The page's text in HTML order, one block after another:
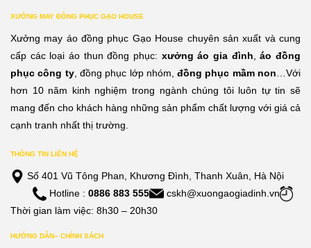
XƯỞNG MAY ĐỒNG PHỤC GẠO HOUSE
Xưởng may áo đồng phục Gạo House chuyên sản xuất và cung
cấp các loại áo thun đồng phục: xưởng áo gia đình ,áo đồng
phục công ty, đồng phục lớp nhóm,đồng phục mầm non …Với
hơn 10 năm kinh nghiệm trong ngành chúng tôi luôn tự tin sẽ
mang đến cho khách hàng những sản phẩm chất lượng với giá cả
cạnh tranh nhất thị trường.
THÔNG TIN LIÊN HỆ
Số 401 Vũ Tông Phan, Khương Đình, Thanh Xuân, Hà Nội
Hotline : 0886 883 555
cskh@xuongaogiadinh.vn
Thời gian làm việc: 8h30 – 20h30
HƯỚNG DẪN– CHÍNH SÁCH